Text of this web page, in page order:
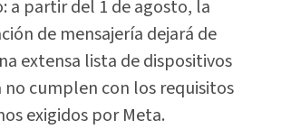
a partir del 1 de agosto, la
de mensajería dejará de
extensa lista de dispositivos
no cumplen con los requisitos
exigidos por Meta.